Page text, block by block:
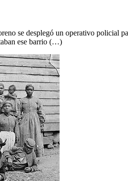
se desplegó un operativo policial
ese barrio (…)